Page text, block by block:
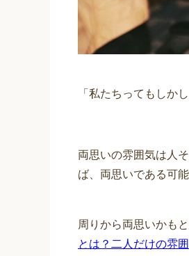
「私たちってもしか
両思いの雰囲気は人
ば、両思いである可
周りから両思いかも
とは？二人だけの雰